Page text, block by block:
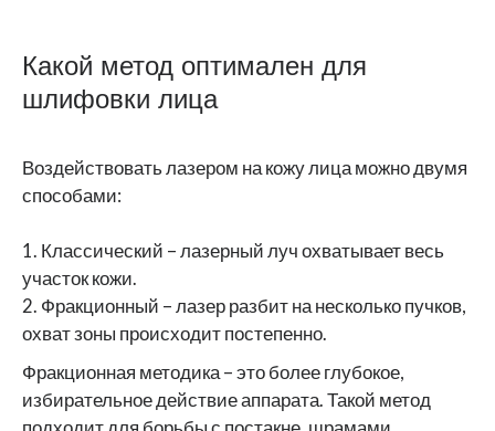
Какой метод оптимален для
шлифовки лица
Воздействовать лазером на кожу лица можно двумя
способами:
1. Классический – лазерный луч охватывает весь
участок кожи.
2. Фракционный – лазер разбит на несколько пучков,
охват зоны происходит постепенно.
Фракционная методика – это более глубокое,
избирательное действие аппарата. Такой метод